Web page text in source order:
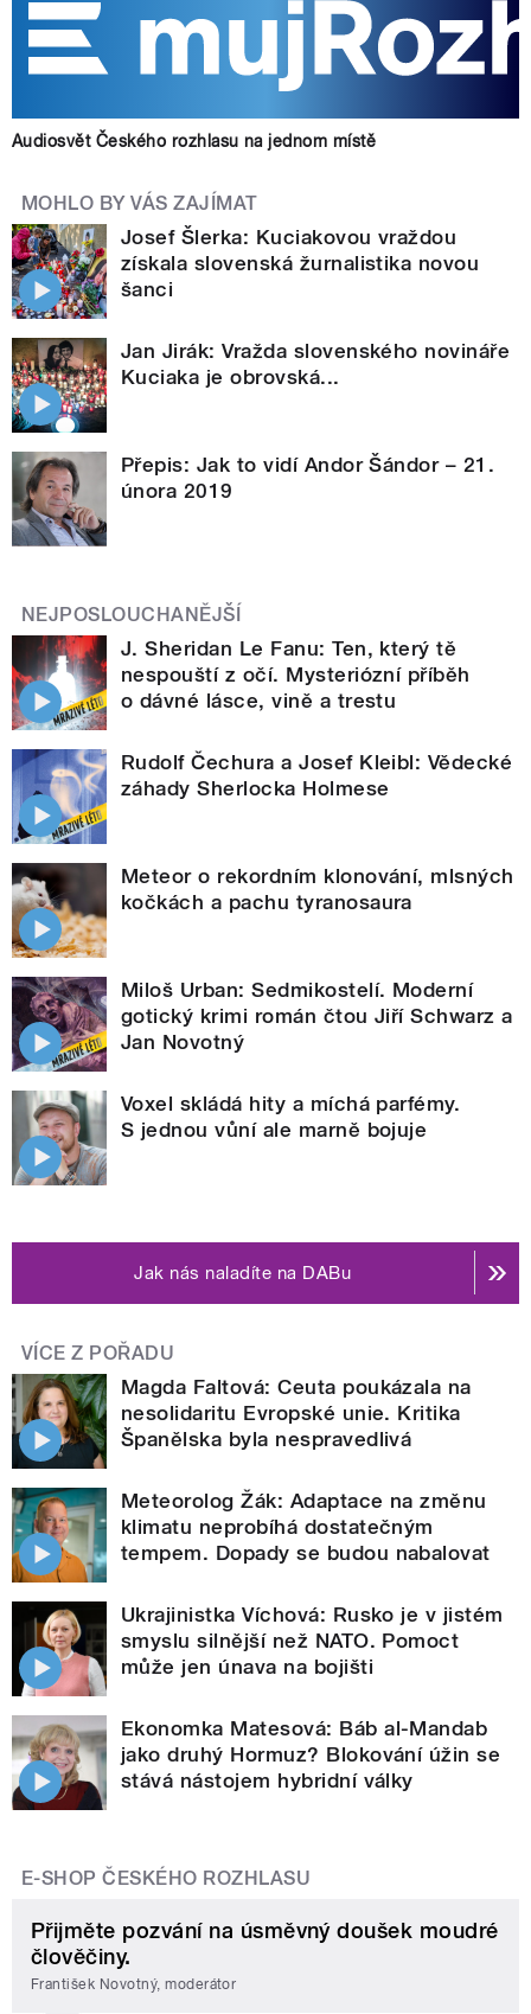
Audiosvět Českého rozhlasu na jednom místě
MOHLO BY VÁS ZAJÍMAT
Josef Šlerka: Kuciakovou vraždou
získala slovenská žurnalistika novou
šanci
Jan Jirák: Vražda slovenského novináře
Kuciaka je obrovská...
Přepis: Jak to vidí Andor Šándor – 21.
února 2019
NEJPOSLOUCHANĚJŠÍ
J. Sheridan Le Fanu: Ten, který tě
nespouští z očí. Mysteriózní příběh
o dávné lásce, vině a trestu
Rudolf Čechura a Josef Kleibl: Vědecké
záhady Sherlocka Holmese
Meteor o rekordním klonování, mlsných
kočkách a pachu tyranosaura
Miloš Urban: Sedmikostelí. Moderní
gotický krimi román čtou Jiří Schwarz a
Jan Novotný
Voxel skládá hity a míchá parfémy.
S jednou vůní ale marně bojuje
Jak nás naladíte na DABu
VÍCE Z POŘADU
Magda Faltová: Ceuta poukázala na
nesolidaritu Evropské unie. Kritika
Španělska byla nespravedlivá
Meteorolog Žák: Adaptace na změnu
klimatu neprobíhá dostatečným
tempem. Dopady se budou nabalovat
Ukrajinistka Víchová: Rusko je v jistém
smyslu silnější než NATO. Pomoct
může jen únava na bojišti
Ekonomka Matesová: Báb al-Mandab
jako druhý Hormuz? Blokování úžin se
stává nástojem hybridní války
E-SHOP ČESKÉHO ROZHLASU
Přijměte pozvání na úsměvný doušek moudré
člověčiny.
František Novotný, moderátor